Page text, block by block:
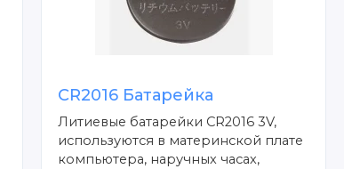
CR2016 Батарейка
Литиевые батарейки CR2016 3V,
используются в материнской плате
компьютера, наручных часах,